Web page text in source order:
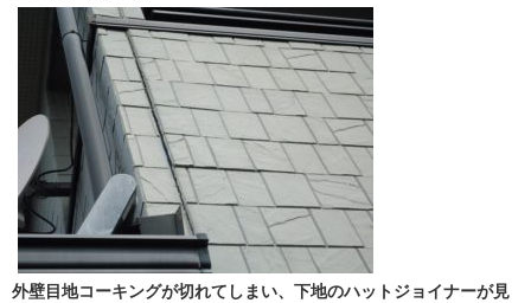
外壁目地コーキングが切れてしまい、下地のハットジョイナーが見